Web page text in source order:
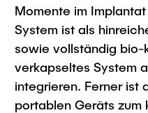
Momente im
System ist als
sowie vollständig bio-
verkapseltes System
integrieren. Ferner ist
portablen Geräts zum